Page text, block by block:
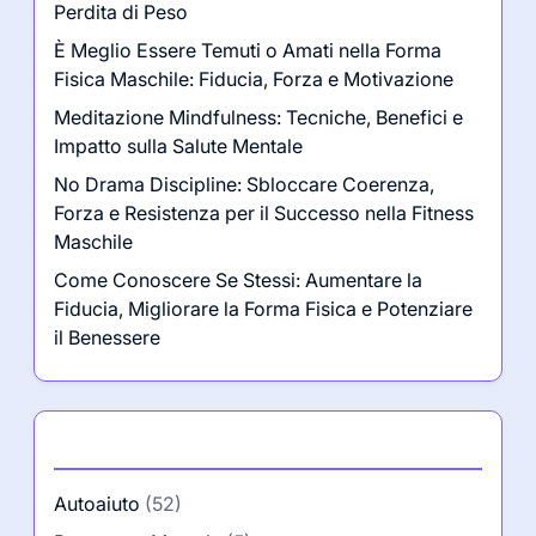
Perdita di Peso
È Meglio Essere Temuti o Amati nella Forma
Fisica Maschile: Fiducia, Forza e Motivazione
Meditazione Mindfulness: Tecniche, Benefici e
Impatto sulla Salute Mentale
No Drama Discipline: Sbloccare Coerenza,
Forza e Resistenza per il Successo nella Fitness
Maschile
Come Conoscere Se Stessi: Aumentare la
Fiducia, Migliorare la Forma Fisica e Potenziare
il Benessere
Autoaiuto (52)